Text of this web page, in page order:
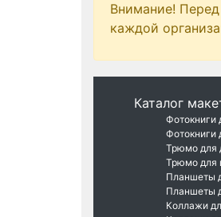
Внимание!
каждой
Каталог
Фотокниги
Фотокниги
Трюмо для
Трюмо для
Планшеты
Планшеты
Коллажи